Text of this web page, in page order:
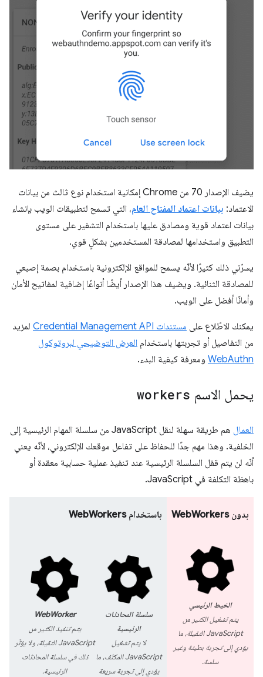
يضيف الإصدار 70 من Chrome إمكانية استخدام نوع ثالث من بيانات
الاعتماد: بيانات اعتماد المفتاح العام، التي تسمح لتطبيقات الويب بإنشاء
بيانات اعتماد قوية ومصادق عليها باستخدام التشفير على مستوى
التطبيق واستخدامها لمصادقة المستخدمين بشكلٍ قوي.
يسرّني ذلك كثيرًا لأنّه يسمح للمواقع الإلكترونية باستخدام بصمة إصبعي
للمصادقة الثنائية. ويضيف هذا الإصدار أيضًا أنواعًا إضافية لمفاتيح الأمان
وأمانًا أفضل على الويب.
يمكنك الاطّلاع على مستندات Credential Management API
لمزيد
من التفاصيل أو تجربتها باستخدام العرض التوضيحي لبروتوكول
WebAuthn ومعرفة كيفية البدء.
يحمل الاسم workers
العمال
هم طريقة سهلة لنقل JavaScript من سلسلة المهام الرئيسية إلى
الخلفية. وهذا مهم جدًا للحفاظ على تفاعل موقعك الإلكتروني، لأنّه يعني
أنّه لن يتم قفل السلسلة الرئيسية عند تنفيذ عملية حسابية معقدة أو
باهظة التكلفة في JavaScript.
بدون WebWorkers
الخيط الرئيسي
يتم تشغيل الكثير من
JavaScript الثقيلة، ما
يؤدي إلى تجربة بطيئة وغير
سلسة.
باستخدام WebWorkers
سلسلة المحادثات
الرئيسية
لا يتم تشغيل
JavaScript المكثّف، ما
يؤدي إلى تجربة سريعة
WebWorker
يتم تنفيذ الكثير من
JavaScript الثقيلة، ولا يؤثّر
ذلك في سلسلة المحادثات
الرئيسية.